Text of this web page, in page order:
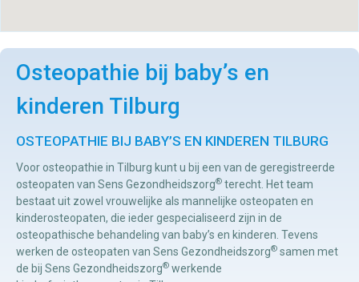
Osteopathie bij baby’s en
kinderen Tilburg
OSTEOPATHIE BIJ BABY’S EN KINDEREN TILBURG
Voor osteopathie in Tilburg kunt u bij een van de geregistreerde
osteopaten van Sens Gezondheidszorg® terecht. Het team
bestaat uit zowel vrouwelijke als mannelijke osteopaten en
kinderosteopaten, die ieder gespecialiseerd zijn in de
osteopathische behandeling van baby’s en kinderen. Tevens
werken de osteopaten van Sens Gezondheidszorg® samen met
de bij Sens Gezondheidszorg® werkende